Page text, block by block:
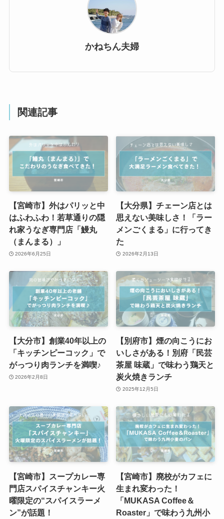
かねちん夫婦
関連記事
【宮崎市】外はパリッと中
はふわふわ！若草通りの隠
れ家うなぎ専門店「鰻丸
（まんまる）」
2026年6月25日
【大分県】チェーン店とは
思えない美味しさ！「ラー
メンごくまる」に行ってき
た
2026年2月13日
【大分市】創業40年以上の
「キッチンピーコック」で
がっつり肉ランチを満喫♪
2026年2月8日
【別府市】煙の向こうにお
いしさがある！別府「民芸
茶屋 味蔵」で味わう鶏天と
炭火焼きランチ
2025年12月5日
【宮崎市】スープカレー専
門店スパイスチャンキー火
曜限定の“スパイスラーメ
ン”が話題！
【宮崎市】廃校がカフェに
生まれ変わった！
「MUKASA Coffee＆
Roaster」で味わう九州小